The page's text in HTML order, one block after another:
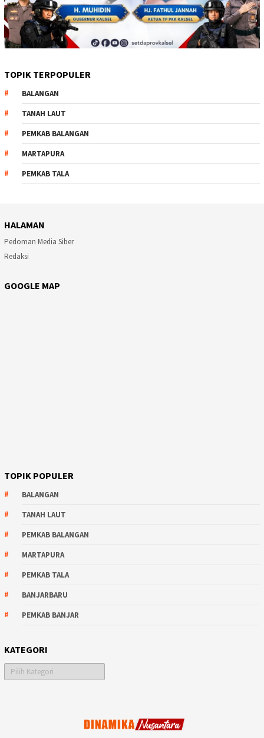
TOPIK TERPOPULER
BALANGAN
TANAH LAUT
PEMKAB BALANGAN
MARTAPURA
PEMKAB TALA
HALAMAN
Pedoman Media Siber
Redaksi
GOOGLE MAP
TOPIK POPULER
BALANGAN
TANAH LAUT
PEMKAB BALANGAN
MARTAPURA
PEMKAB TALA
BANJARBARU
PEMKAB BANJAR
KATEGORI
Kategori